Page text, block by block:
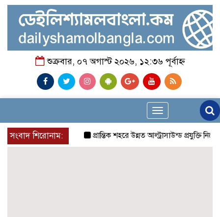
শুক্রবার, ০৭ অগাস্ট ২০২৬, ১২:৩৬ পূর্বাহ্ন
Toggle
navigation
সংবাদ শিরোনাম:
প্রান্তিক শহরে উন্নত আল্ট্রাসাউন্ড প্রযুক্তি নিয়ে